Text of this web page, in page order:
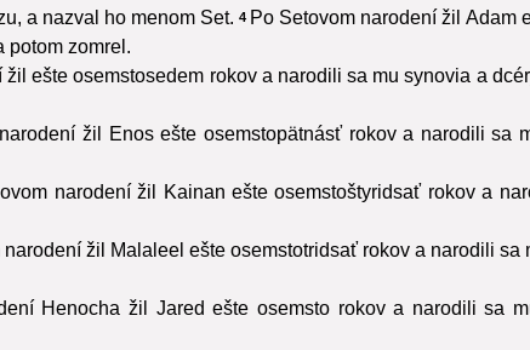
a nazval ho menom Set. 4 Po Setovom narodení žil Adam
potom zomrel.
ešte osemstosedem rokov a narodili sa mu synovia a
žil Enos ešte osemstopätnásť rokov a narodili sa
narodení žil Kainan ešte osemstoštyridsať rokov a
narodení žil Malaleel ešte osemstotridsať rokov a narodili sa
Henocha žil Jared ešte osemsto rokov a narodili sa